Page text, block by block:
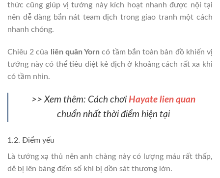
thức cũng giúp vị tướng này kích hoạt nhanh được nội tại
nên dễ dàng bắn nát team địch trong giao tranh một cách
nhanh chóng.
Chiêu 2 của liên quân Yorn có tầm bắn toàn bản đồ khiến vị
tướng này có thể tiêu diệt kẻ địch ở khoảng cách rất xa khi
có tầm nhìn.
>> Xem thêm: Cách chơi Hayate lien quan
chuẩn nhất thời điểm hiện tại
1.2. Điểm yếu
Là tướng xạ thủ nên anh chàng này có lượng máu rất thấp,
dễ bị lên bảng đếm số khi bị dồn sát thương lớn.